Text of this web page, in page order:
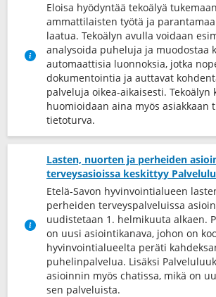
Eloisa hyödyntää tekoälyä tukemaan
ammattilaisten työtä ja
laatua. Tekoälyn avulla voidaan
analysoida puheluja ja muodostaa
automaattisia luonnoksia, jotka
dokumentointia ja auttavat
palveluja oikea-​aikaisesti. Tekoälyn
huomioidaan aina myös asiakkaan
tietoturva.
Lasten, nuorten ja perheiden
terveysasioissa keskittyy
Etelä-Savon hyvinvointialueen
perheiden terveyspalveluissa
uudistetaan 1. helmikuuta alkaen.
on uusi asiointikanava, johon on
hyvinvointialueelta peräti
puhelinpalvelua. Lisäksi
asioinnin myös chatissa, mikä on
sen palveluista.